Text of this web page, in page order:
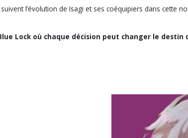
l’évolution de Isagi et ses coéquipiers dans cette
Lock où chaque décision peut changer le destin